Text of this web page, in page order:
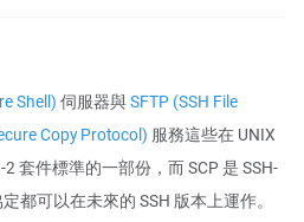
Shell) 伺服器與SFTP (SSH File
Copy Protocol) 服務這些在 UNIX
套件標準的一部份，而 SCP 是 SSH-
都可以在未來的 SSH 版本上運作。